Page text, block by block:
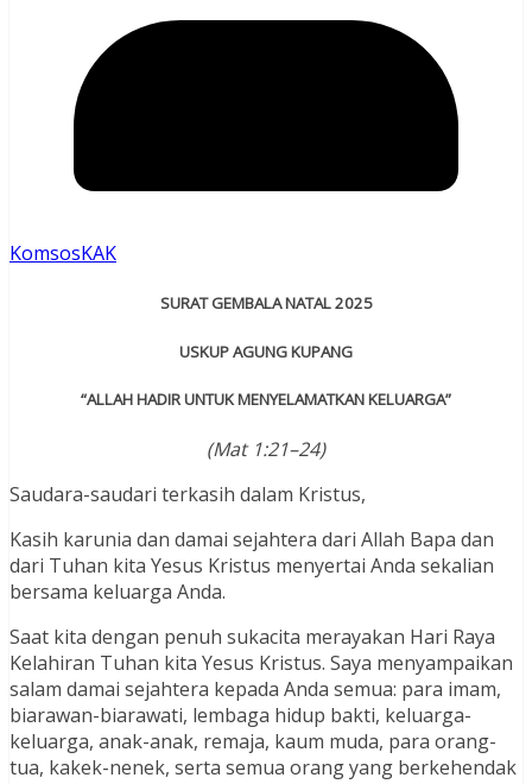
KomsosKAK
SURAT GEMBALA NATAL 2025
USKUP AGUNG KUPANG
“ALLAH HADIR UNTUK MENYELAMATKAN KELUARGA”
(Mat 1:21–24)
Saudara-saudari terkasih dalam Kristus,
Kasih karunia dan damai sejahtera dari Allah Bapa dan
dari Tuhan kita Yesus Kristus menyertai Anda sekalian
bersama keluarga Anda.
Saat kita dengan penuh sukacita merayakan Hari Raya
Kelahiran Tuhan kita Yesus Kristus. Saya menyampaikan
salam damai sejahtera kepada Anda semua: para imam,
biarawan-biarawati, lembaga hidup bakti, keluarga-
keluarga, anak-anak, remaja, kaum muda, para orang-
tua, kakek-nenek, serta semua orang yang berkehendak